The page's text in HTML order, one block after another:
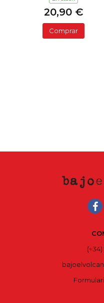
20,90 €
Comprar
(+34)